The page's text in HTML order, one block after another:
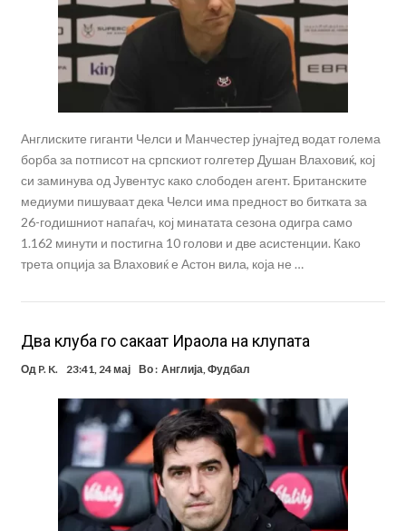
Англиските гиганти Челси и Манчестер јунајтед водат голема
борба за потписот на српскиот голгетер Душан Влаховиќ, кој
си заминува од Јувентус како слободен агент. Британските
медиуми пишуваат дека Челси има предност во битката за
26-годишниот напаѓач, кој минатата сезона одигра само
1.162 минути и постигна 10 голови и две асистенции. Како
трета опција за Влаховиќ е Астон вила, која не …
Два клуба го сакаат Ираола на клупата
Од P. K. 23:41, 24 мај Во : Англија Фудбал